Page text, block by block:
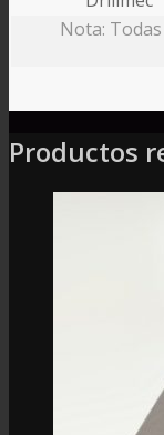
Nota:
Productos